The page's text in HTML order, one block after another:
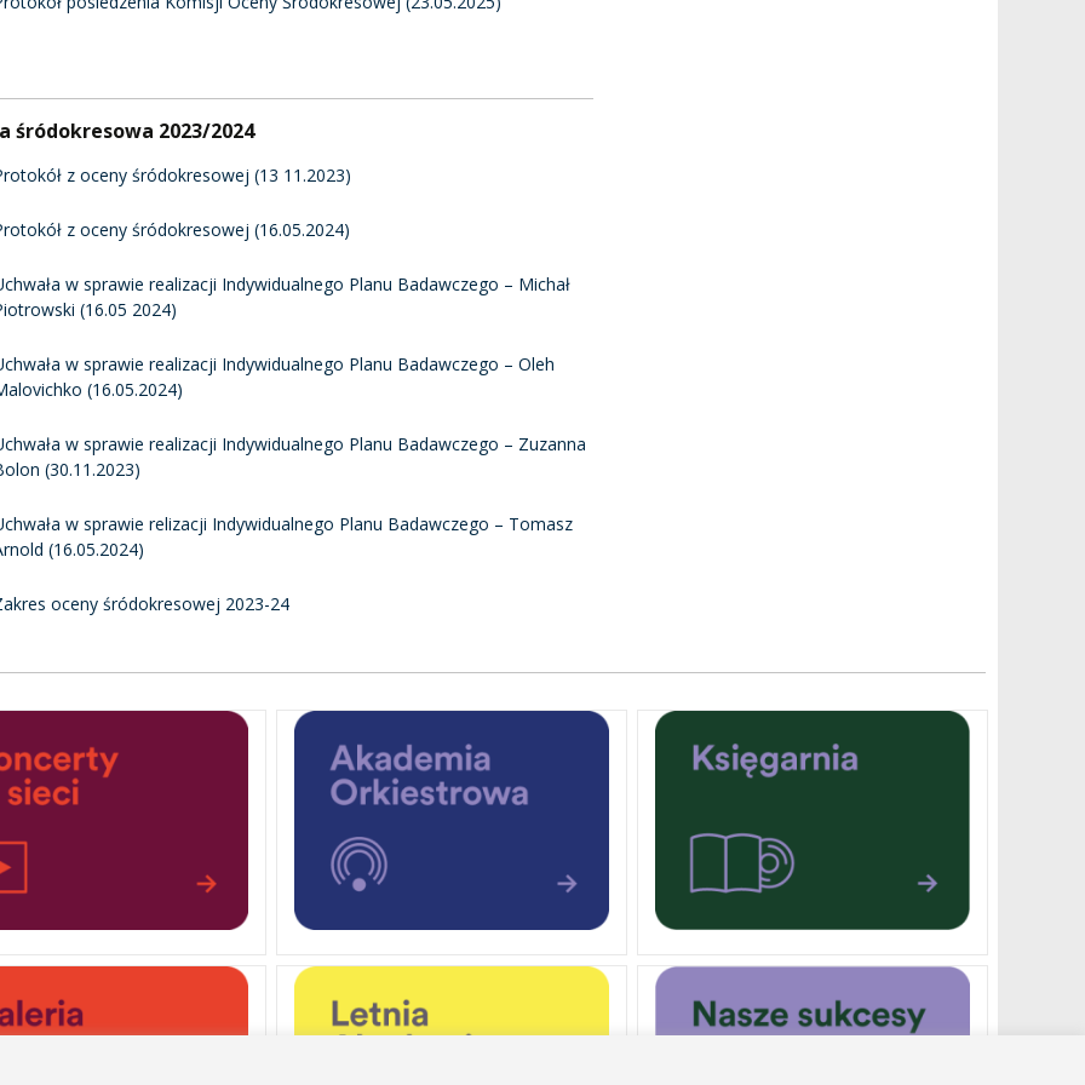
śródokresowa 2023/2024
z oceny śródokresowej (13 11.2023)
z oceny śródokresowej (16.05.2024)
w sprawie realizacji Indywidualnego Planu Badawczego – Michał
(16.05 2024)
w sprawie realizacji Indywidualnego Planu Badawczego – Oleh
(16.05.2024)
w sprawie realizacji Indywidualnego Planu Badawczego – Zuzanna
(30.11.2023)
w sprawie relizacji Indywidualnego Planu Badawczego – Tomasz
(16.05.2024)
oceny śródokresowej 2023-24